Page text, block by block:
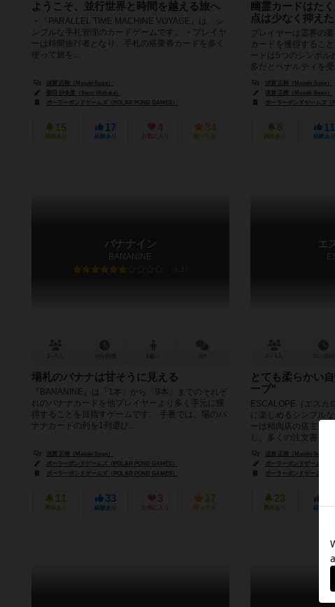
ようこそ、並行世界と時間を越える旅へ
・『PARALLEL TIME MACHINE VOYAGE』は、シ
ンプルな手札管理のカードゲームです。 ・プレイヤ
ーは時間旅行者となり、手札の搭乗券カードを多く
使って旅を...
須賀 正樹（Masaki Suga）
柴田 沙央里（Saori Shibata）
ポーラーポンドゲームズ（POLAR POND GAMES）
15
興味あり
17
経験あり
4
お気に入り
34
持ってる
幽霊カードはた
点は少なく抑えた
プレイヤーは霊界の
カードを獲得するこ
ードは5つのシンボル
多だとペナルティを
須賀 正樹（Masaki Suga）
須賀 正樹（Masaki Suga）
ポーラーポンドゲームズ（
6
興味あり
11
経験あり
バナナイン
BANANINE
6.2
場札のバナナは甘そうに見える
『BANANINE』は「1本」から「9本」までのそれぞ
れのバナナカードを他プレイヤーより多く手元に獲
得することを目指すゲームです。 手番では、場のバ
ナナカードの列を1列選び...
須賀 正樹（Masaki Suga）
ポーラーポンドゲームズ（POLAR POND GAMES）
ポーラーポンドゲームズ（POLAR POND GAMES）
11
興味あり
33
経験あり
3
お気に入り
17
持ってる
エ
とても柔らかい
ープ"
ESCALOPE（エスカ
に楽しめるシンプル
ーは精肉店の店主と
し、多くの注文書を得
須賀 正樹（Masaki Suga）
ポーラーポンドゲームズ（
ポーラーポンドゲームズ（
23
興味あり 経験あ